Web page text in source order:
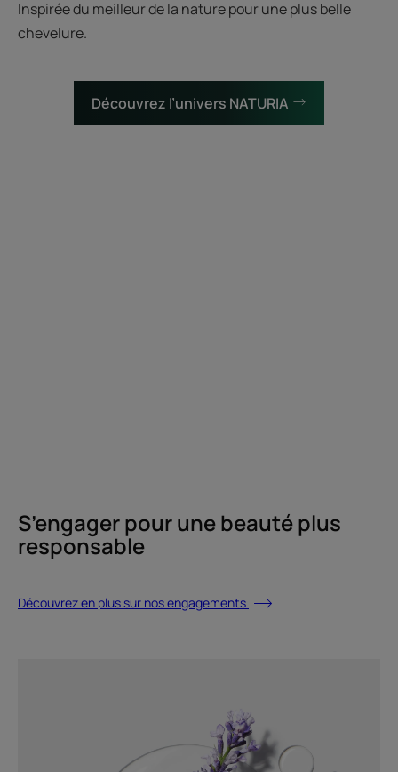
Inspirée du meilleur de la nature pour une plus belle
chevelure.
Découvrez l’univers NATURIA
S’engager pour une beauté plus
responsable
Découvrez en plus sur nos engagements